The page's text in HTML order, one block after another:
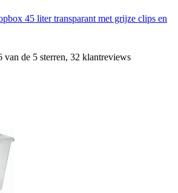
45 liter transparant met grijze clips en
van de 5 sterren, 32 klantreviews